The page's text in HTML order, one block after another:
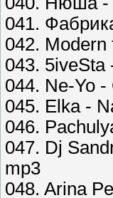
041.
042.
043. 5iveSta
044. Ne-Yo
045. Elka -
046.
047. Dj
mp3
048. Arina